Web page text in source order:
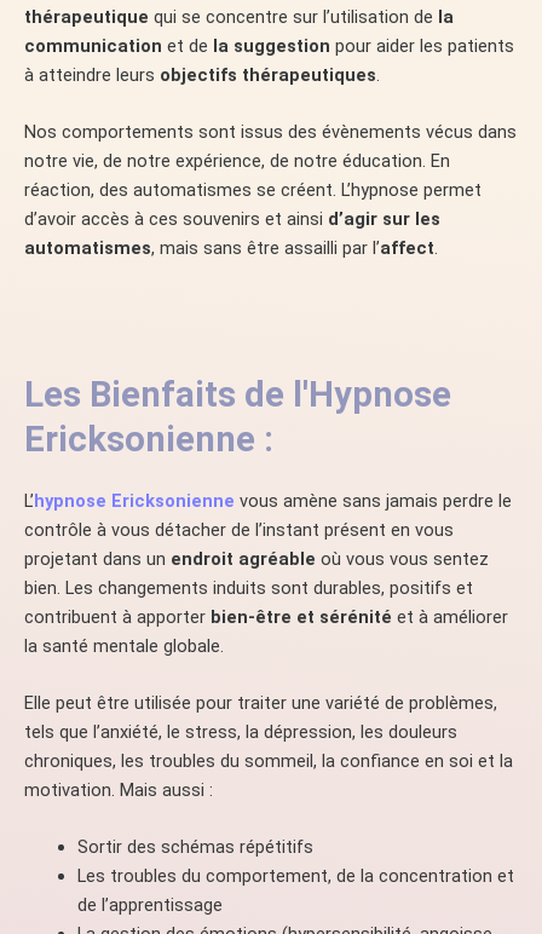
thérapeutique qui se concentre sur l’utilisation de la
communication et de la suggestion pour aider les patients
à atteindre leurs objectifs thérapeutiques.
Nos comportements sont issus des évènements vécus dans
notre vie, de notre expérience, de notre éducation. En
réaction, des automatismes se créent. L’hypnose permet
d’avoir accès à ces souvenirs et ainsi d’agir sur les
automatismes, mais sans être assailli par l’affect.
Les Bienfaits de l'Hypnose
Ericksonienne :
L’hypnose Ericksonienne vous amène sans jamais perdre le
contrôle à vous détacher de l’instant présent en vous
projetant dans un endroit agréable où vous vous sentez
bien. Les changements induits sont durables, positifs et
contribuent à apporter bien-être et sérénité et à améliorer
la santé mentale globale.
Elle peut être utilisée pour traiter une variété de problèmes,
tels que l’anxiété, le stress, la dépression, les douleurs
chroniques, les troubles du sommeil, la confiance en soi et la
motivation. Mais aussi :
Sortir des schémas répétitifs
Les troubles du comportement, de la concentration et
de l’apprentissage